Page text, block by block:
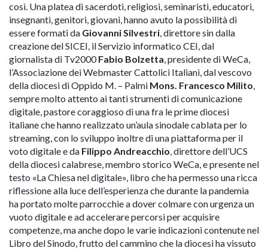
così. Una platea di sacerdoti, religiosi, seminaristi, educatori,
insegnanti, genitori, giovani, hanno avuto la possibilità di
essere formati da Giovanni Silvestri, direttore sin dalla
creazione del SICEI, il Servizio informatico CEI, dal
giornalista di Tv2000Fabio Bolzetta, presidente di WeCa,
l’Associazione dei Webmaster Cattolici Italiani, dal vescovo
della diocesi di Oppido M. – Palmi Mons. Francesco Milito,
sempre molto attento ai tanti strumenti di comunicazione
digitale, pastore coraggioso di una fra le prime diocesi
italiane che hanno realizzato un’aula sinodale cablata per lo
streaming, con lo sviluppo inoltre di una piattaforma per il
voto digitale e da Filippo Andreacchio, direttore dell’UCS
della diocesi calabrese, membro storico WeCa, e presente nel
testo «La Chiesa nel digitale», libro che ha permesso una ricca
riflessione alla luce dell’esperienza che durante la pandemia
ha portato molte parrocchie a dover colmare con urgenza un
vuoto digitale e ad accelerare percorsi per acquisire
competenze, ma anche dopo le varie indicazioni contenute nel
Libro del Sinodo, frutto del cammino che la diocesi ha vissuto